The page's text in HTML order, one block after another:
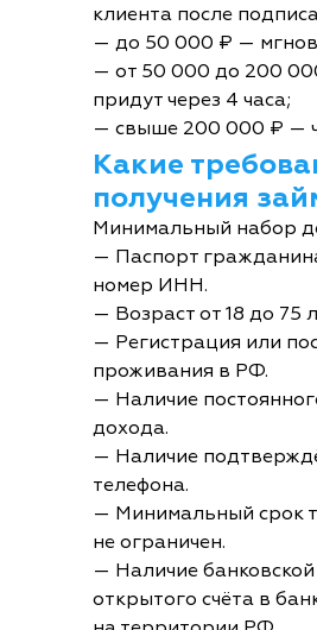
клиента после
— до 50 000 ₽ —
— от 50 000 до 200
придут через 4 часа;
— свыше 200 000 ₽ —
Какие
получения
Минимальный набор
— Паспорт
номер ИНН.
— Возраст от 18 до 75
— Регистрация или
проживания в РФ.
— Наличие
дохода.
— Наличие
телефона.
— Минимальный срок
не ограничен.
— Наличие
открытого счёта в